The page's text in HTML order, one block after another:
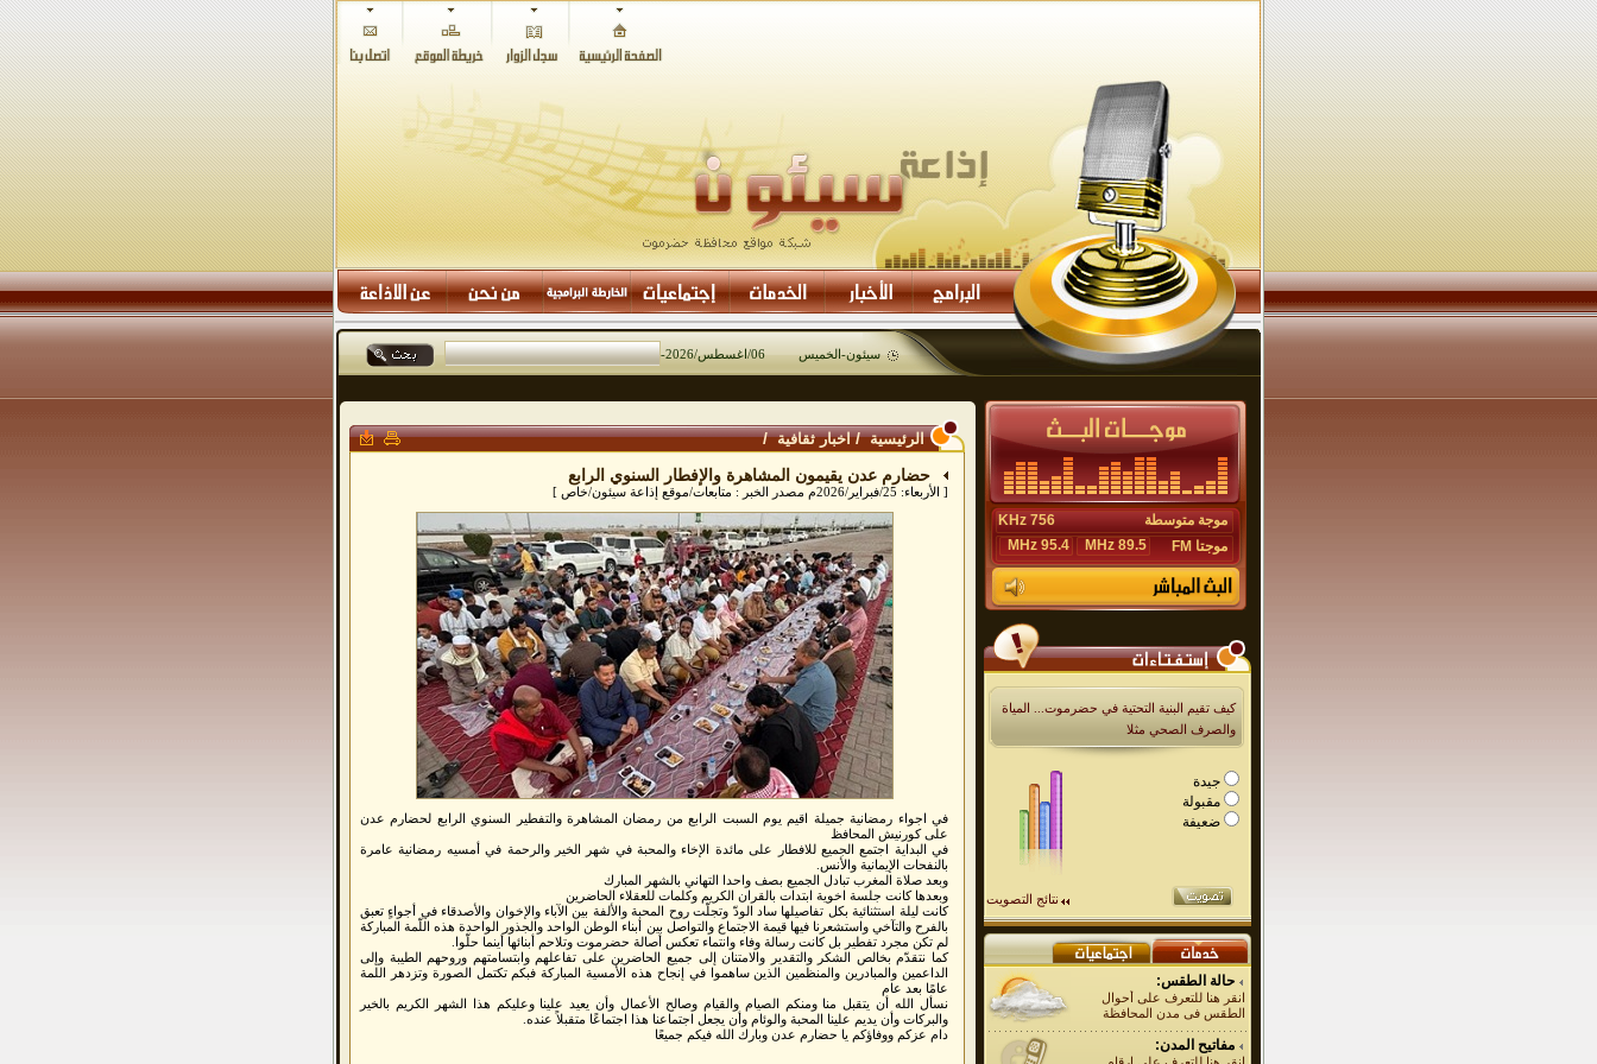
سيئون-الخميس 06/اغسطس/2026
-
موجة متوسطة
756 KHz
موجتا FM
95.4 MHz 89.5 MHz
كيف تقيم البنية التحتية في حضرموت... المياة
والصرف الصحي مثلا
جيدة
مقبولة
ضعيفة
نتائج التصويت
حالة الطقس:
انقر هنا للتعرف على أحوال
الطقس فى مدن المحافظة
مفاتيح المدن:
الرئيسية/اخبار ثقافية/
حضارم عدن يقيمون المشاهرة والإفطار السنوي الرابع
[ الأربعاء: 25/فبراير/2026م مصدر الخبر : متابعات/موقع إذاعة سيئون/خاص ]
في اجواء رمضانية جميلة اقيم يوم السبت الرابع من رمضان المشاهرة والتفطير السنوي الرابع لحضارم عدن
على كورنيش المحافظ
في البداية اجتمع الجميع للافطار على مائدة الإخاء والمحبة في شهر الخير والرحمة في أمسيه رمضانية عامرة
بالنفحات الإيمانية والأنس.
وبعد صلاة المغرب تبادل الجميع بصف واحدا التهاني بالشهر المبارك
وبعدها كانت جلسة اخوية ابتدات بالقران الكريم وكلمات للعقلاء الحاضرين
كانت ليلة استثنائية بكل تفاصيلها ساد الودّ وتجلّت روح المحبة والألفة بين الآباء والإخوان والأصدقاء في أجواءٍ تعبق
بالفرح والتآخي واستشعرنا فيها قيمة الاجتماع والتواصل بين أبناء الوطن الواحد والجذور الواحدة ‏هذه اللّمة المباركة
لم تكن مجرد تفطير بل كانت رسالة وفاء وانتماء تعكس أصالة حضرموت وتلاحم أبنائها أينما حلّوا.
كما نتقدّم بخالص الشكر والتقدير والامتنان إلى جميع الحاضرين على تفاعلهم وابتسامتهم وروحهم الطيبة وإلى
الداعمين والمبادرين والمنظمين الذين ساهموا في إنجاح هذه الأمسية المباركة فبكم تكتمل الصورة وتزدهر اللمة
عامًا بعد عام
نسأل الله أن يتقبل منا ومنكم الصيام والقيام وصالح الأعمال وأن يعيد علينا وعليكم هذا الشهر الكريم بالخير
والبركات وأن يديم علينا المحبة والوئام وأن يجعل اجتماعنا هذا اجتماعًا متقبلاً عنده.
دام عزكم ووفاؤكم يا حضارم عدن وبارك الله فيكم جميعًا